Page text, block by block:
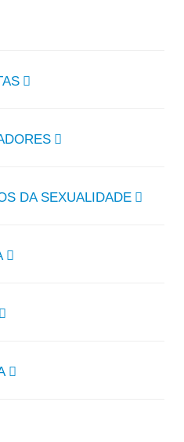
DA SEXUALIDADE